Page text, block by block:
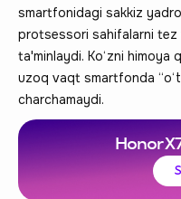
smartfonidagi sakkiz
protsessori sahifalarni tez
ta'minlaydi. Ko‘zni himoya
uzoq vaqt smartfonda
charchamaydi.
Honor